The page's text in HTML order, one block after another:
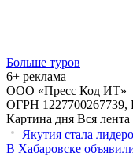
Больше туров
6+ реклама
ООО «Пресс Код ИТ»
ОГРН
Картина дня Вся лента
Якутия стала
В Хабаровске